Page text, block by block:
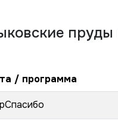
пруды
/ программа